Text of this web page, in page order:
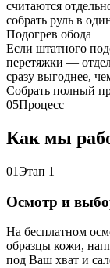
считаются
собрать руль в
Подогрев обода
Если штатного
перетяжки —
сразу выгоднее,
Собрать полный
05Процесс
Как мы
01Этап 1
Осмотр и
На бесплатном
образцы кожи,
под Ваш хват и